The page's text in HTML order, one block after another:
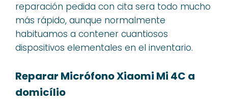
reparación pedida con cita sera todo mucho
más rápido, aunque normalmente
habituamos a contener cuantiosos
dispositivos elementales en el inventario.
Reparar Micrófono Xiaomi Mi 4C a
domicílio